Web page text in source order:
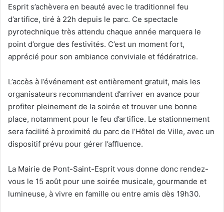
Esprit s’achèvera en beauté avec le traditionnel feu
d’artifice, tiré à 22h depuis le parc. Ce spectacle
pyrotechnique très attendu chaque année marquera le
point d’orgue des festivités. C’est un moment fort,
apprécié pour son ambiance conviviale et fédératrice.
L’accès à l’événement est entièrement gratuit, mais les
organisateurs recommandent d’arriver en avance pour
profiter pleinement de la soirée et trouver une bonne
place, notamment pour le feu d’artifice. Le stationnement
sera facilité à proximité du parc de l’Hôtel de Ville, avec un
dispositif prévu pour gérer l’affluence.
La Mairie de Pont-Saint-Esprit vous donne donc rendez-
vous le 15 août pour une soirée musicale, gourmande et
lumineuse, à vivre en famille ou entre amis dès 19h30.